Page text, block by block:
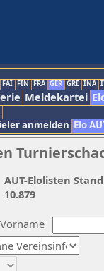
FAI FIN FRA GER GRE INA
Meldekartei
anmelden Elo
Vorname
AUT-Elolisten
10.879